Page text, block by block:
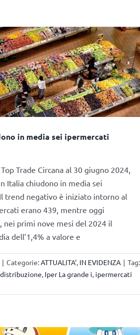
in media sei ipermercati
Trade Circana al 30 giugno 2024,
Italia chiudono in media sei
trend negativo è iniziato intorno al
erano 439, mentre oggi
nei primi nove mesi del 2024 il
dell’1,4% a valore e
| Categorie:ATTUALITA', IN EVIDENZA | Tag:
, Iper La grande i, ipermercati